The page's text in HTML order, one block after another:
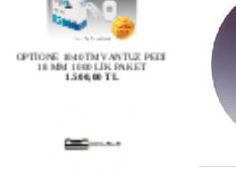
OPTİONE 1040TM VANTUZ PEDİ
18 MM 1000 LİK PAKET